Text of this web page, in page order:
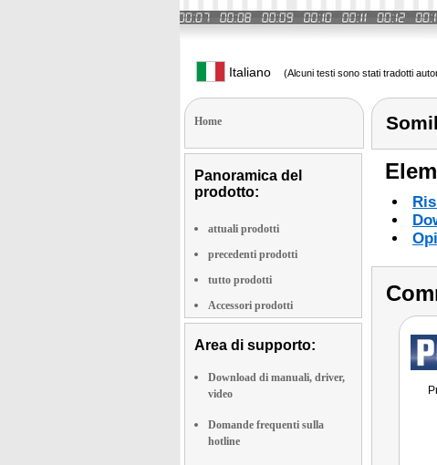
Italiano (Alcuni testi sono stati tradotti
Home
Panoramica del
prodotto:
attuali prodotti
precedenti prodotti
tutto prodotti
Accessori prodotti
Area di supporto:
Download di manuali, driver,
video
Domande frequenti sulla
hotline